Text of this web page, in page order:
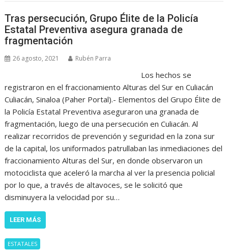
Tras persecución, Grupo Élite de la Policía
Estatal Preventiva asegura granada de
fragmentación
26 agosto, 2021 Rubén Parra
Los hechos se
registraron en el fraccionamiento Alturas del Sur en Culiacán
Culiacán, Sinaloa (Paher Portal).- Elementos del Grupo Élite de
la Policía Estatal Preventiva aseguraron una granada de
fragmentación, luego de una persecución en Culiacán. Al
realizar recorridos de prevención y seguridad en la zona sur
de la capital, los uniformados patrullaban las inmediaciones del
fraccionamiento Alturas del Sur, en donde observaron un
motociclista que aceleró la marcha al ver la presencia policial
por lo que, a través de altavoces, se le solicitó que
disminuyera la velocidad por su…
LEER MÁS
ESTATALES